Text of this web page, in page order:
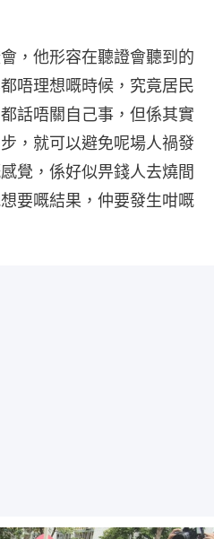
，他形容在聽證會聽到的
唔理想嘅時候，究竟居民
話唔關自己事，但係其實
，就可以避免呢場人禍發
覺，係好似畀錢人去燒間
要嘅結果，仲要發生咁嘅